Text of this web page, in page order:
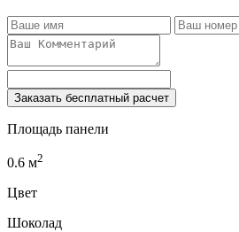
Заказать бесплатный расчет
Площадь панели
0.6 м2
Цвет
Шоколад